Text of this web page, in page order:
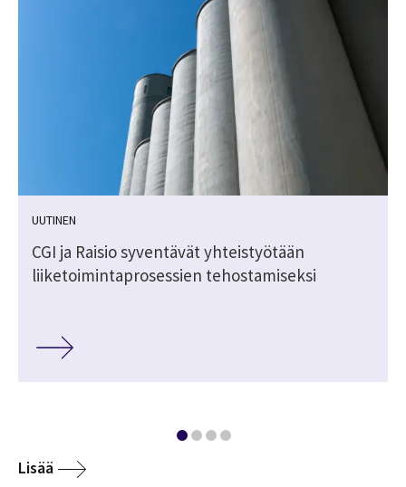
UUTINEN
CGI ja Raisio syventävät yhteistyötään
liiketoimintaprosessien tehostamiseksi
Lisää